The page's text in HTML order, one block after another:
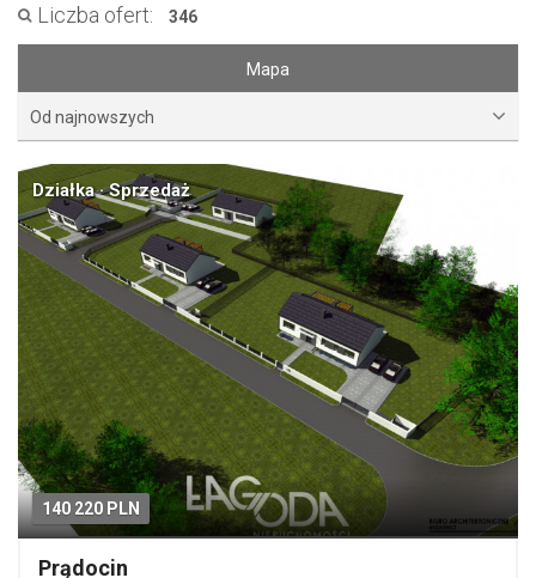
Liczba ofert: 346
Mapa
Od najnowszych
140 220 PLN
Działka · Sprzedaż
Prądocin